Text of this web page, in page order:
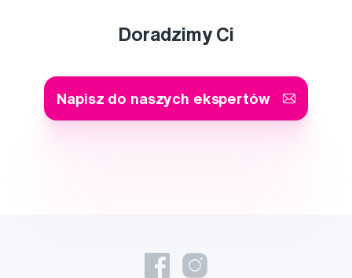
Doradzimy Ci
Napisz do naszych ekspertów